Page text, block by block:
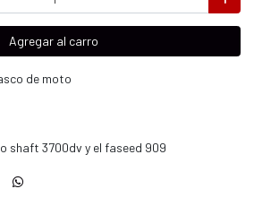
Agregar al carro
de moto
shaft 3700dv y el faseed 909